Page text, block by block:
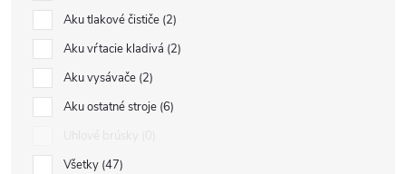
Aku tlakové čističe 2
Aku vŕtacie kladivá 2
Aku vysávače 2
Aku ostatné stroje 6
Všetky 47